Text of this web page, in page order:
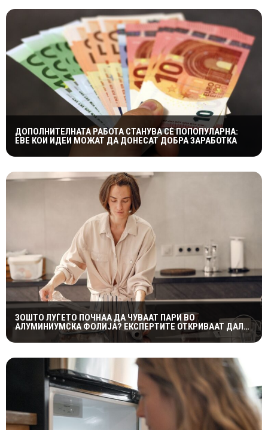
ДОПОЛНИТЕЛНАТА РАБОТА СТАНУВА СÈ ПОПОПУЛАРНА:
ЕВЕ КОИ ИДЕИ МОЖАТ ДА ДОНЕСАТ ДОБРА ЗАРАБОТКА
ЗОШТО ЛУЃЕТО ПОЧНАА ДА ЧУВААТ ПАРИ ВО
АЛУМИНИУМСКА ФОЛИЈА? ЕКСПЕРТИТЕ ОТКРИВААТ ДАЛИ
ТРИКОТ НАВИСТИНА ФУНКЦИОНИРА